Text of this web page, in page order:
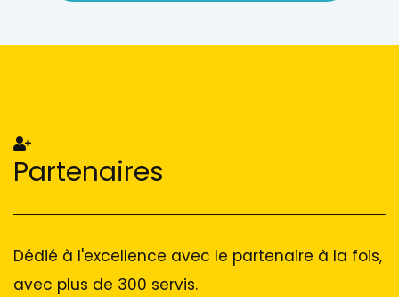
Partenaires
Dédié à l'excellence avec le partenaire à la fois,
avec plus de 300 servis.